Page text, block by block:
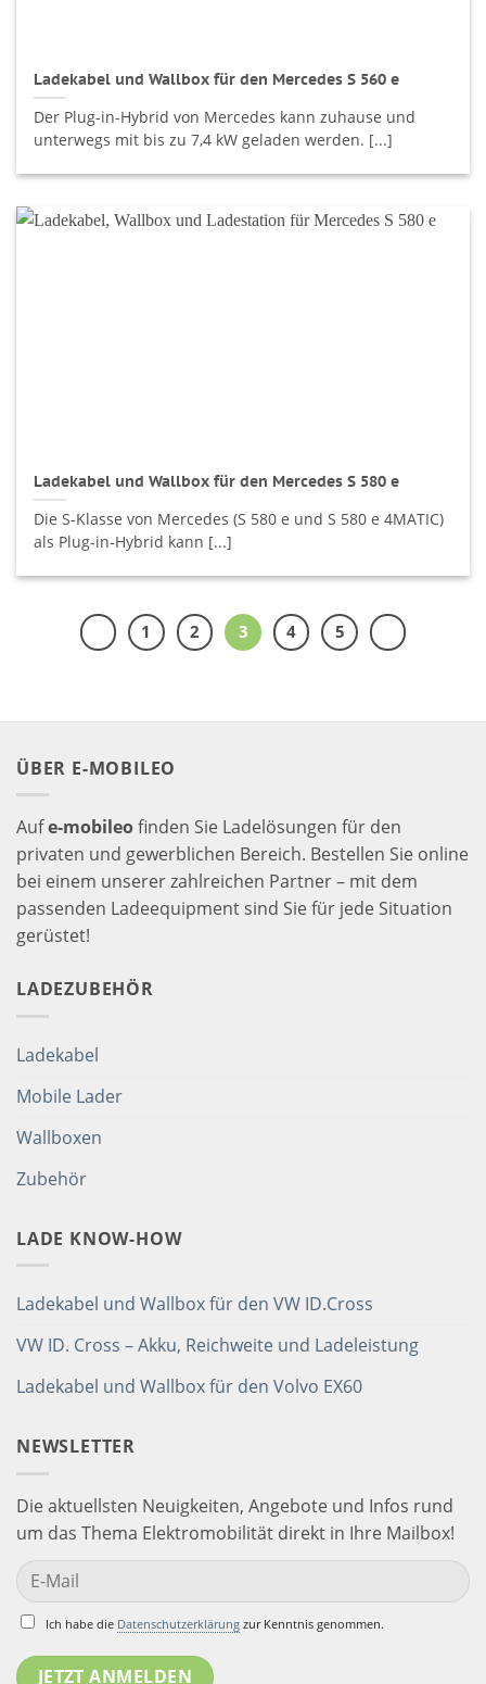
Ladekabel und Wallbox für den Mercedes S 560 e
Der Plug-in-Hybrid von Mercedes kann zuhause und
unterwegs mit bis zu 7,4 kW geladen werden. [...]
Ladekabel und Wallbox für den Mercedes S 580 e
Die S-Klasse von Mercedes (S 580 e und S 580 e 4MATIC)
als Plug-in-Hybrid kann [...]
1 2 3 4 5
ÜBER E-MOBILEO
Aufe-mobileofinden Sie Ladelösungen für den
privaten und gewerblichen Bereich. Bestellen Sie online
bei einem unserer zahlreichen Partner – mit dem
passenden Ladeequipment sind Sie für jede Situation
gerüstet!
LADEZUBEHÖR
Ladekabel
Mobile Lader
Wallboxen
Zubehör
LADE KNOW-HOW
Ladekabel und Wallbox für den VW ID.Cross
VW ID. Cross – Akku, Reichweite und Ladeleistung
Ladekabel und Wallbox für den Volvo EX60
NEWSLETTER
Die aktuellsten Neuigkeiten, Angebote und Infos rund
um das Thema Elektromobilität direkt in Ihre Mailbox!
Ich habe die Datenschutzerklärungzur Kenntnis genommen.